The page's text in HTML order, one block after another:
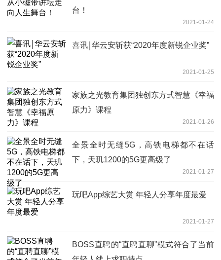
台！
2021-01-24
喜讯￨华云安斩获“2020年度新锐企业奖”
2021-01-25
家族之光教育集团独创东方式智慧《幸福
原力》课程
2021-01-26
全景全时无缝5G，高铁电梯都不在话
下，天玑1200的5G更高级了
2021-01-27
玩吧App综艺大赏 年轻人分享年度最爱
2021-01-27
BOSS直聘的“直聘直聊”模式符合了当前